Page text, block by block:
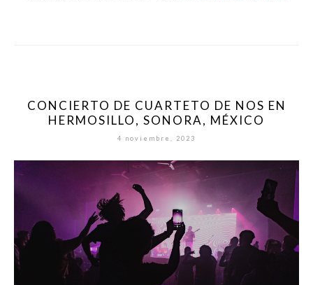
CONCIERTO DE CUARTETO DE NOS EN
HERMOSILLO, SONORA, MÉXICO
4 noviembre, 2023